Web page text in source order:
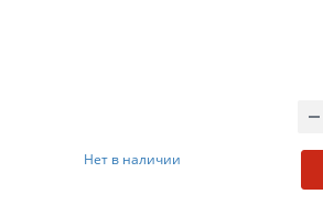
Нет в наличии